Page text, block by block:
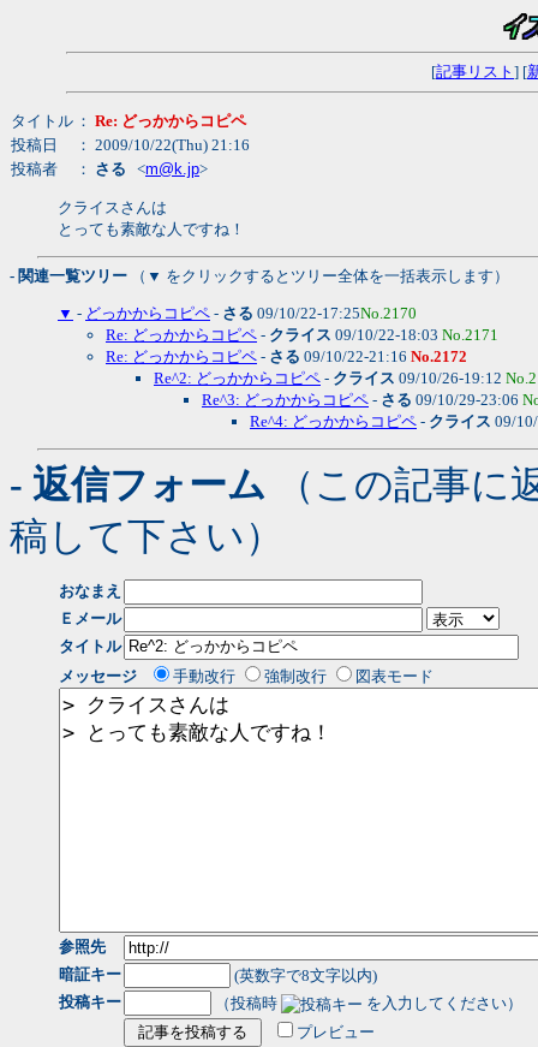
[記事リスト ] [
タイトル ： Re: どっかからコピペ
投稿日
： 2009/10/22(Thu) 21:16
投稿者
： さる <m@k.jp>
クライスさんは
とっても素敵な人ですね！
- 関連一覧ツリー （▼ をクリックするとツリー全体を一括表示します）
▼ - どっかからコピペ - さる 09/10/22-17:25No.2170
Re: どっかからコピペ - クライス 09/10/22-18:03 No.2171
Re: どっかからコピペ - さる 09/10/22-21:16 No.2172
Re^2: どっかからコピペ - クライス 09/10/26-19:12
Re^3: どっかからコピペ - さる 09/10/29-23:06
Re^4: どっかからコピペ - クライス 09/
- 返信フォーム （この記事に
稿して下さい）
おなまえ
Ｅメール
タイトル
メッセージ
手動改行 強制改行 図表モード
参照先
暗証キー
(英数字で8文字以内)
投稿キー
（投稿時
を入力してください）
プレビュー